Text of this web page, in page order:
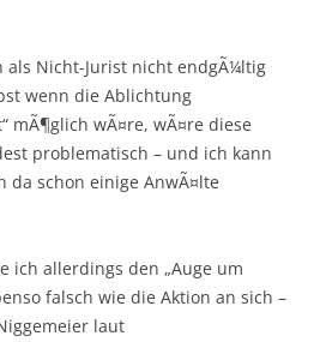
als Nicht-Jurist nicht endgÃ¼ltig
wenn die Ablichtung
mÃ¶glich wÃ¤re, wÃ¤re diese
problematisch – und ich kann
da schon einige AnwÃ¤lte
ich allerdings den „Auge um
falsch wie die Aktion an sich –
laut